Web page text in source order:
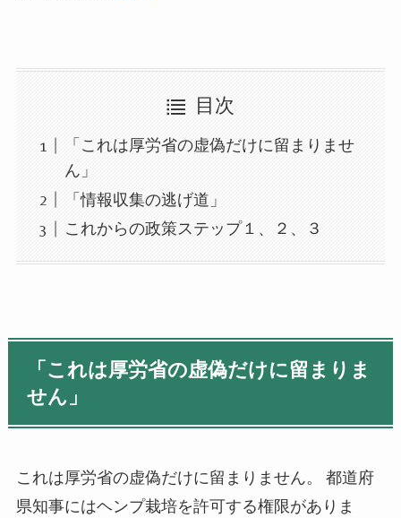
目次
「これは厚労省の虚偽だけに留まりませ
ん」
「情報収集の逃げ道」
これからの政策ステップ１、２、３
「これは厚労省の虚偽だけに留まりま
せん」
これは厚労省の虚偽だけに留まりません。
都道府
県知事にはヘンプ栽培を許可する権限がありま